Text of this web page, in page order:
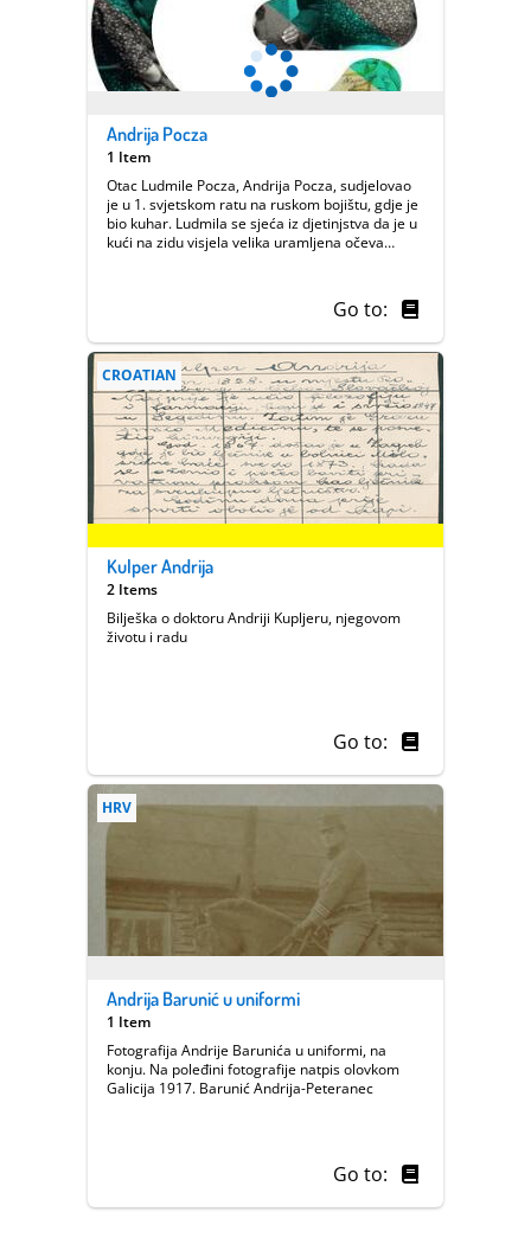
Andrija Pocza
1 Item
Otac Ludmile Pocza, Andrija Pocza, sudjelovao
je u 1. svjetskom ratu na ruskom bojištu, gdje je
bio kuhar. Ludmila se sjeća iz djetinjstva da je u
kući na zidu visjela velika uramljena očeva
nikakvih drugih sjećanja o tome. Na početku 1.
svjetskog rata kad je unovačen Andrija je imao
Umro je u Koprivnici 1974.
Go to:
CROATIAN
Kulper Andrija
2 Items
Bilješka o doktoru Andriji Kupljeru, njegovom
životu i radu
Go to:
HRV
Andrija Barunić u uniformi
1 Item
Fotografija Andrije Barunića u uniformi, na
konju. Na poleđini fotografije natpis olovkom
Galicija 1917. Barunić Andrija-Peteranec
Go to: